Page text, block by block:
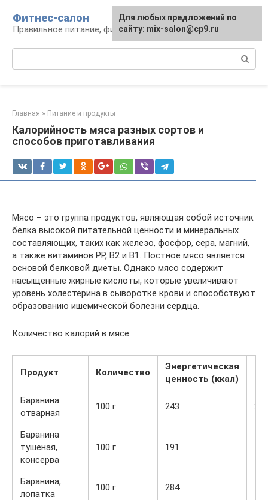
контенту
Фитнес-салон
Правильное питание, фитнес, образ жизни
Главная » Питание и продукты
Калорийность мяса разных сортов и
способов приготавливания
Мясо – это группа продуктов, являющая собой источник
белка высокой питательной ценности и минеральных
составляющих, таких как железо, фосфор, сера, магний,
а также витаминов PP, B2 и B1. Постное мясо является
основой белковой диеты. Однако мясо содержит
насыщенные жирные кислоты, которые увеличивают
уровень холестерина в сыворотке крови и способствуют
образованию ишемической болезни сердца.
Количество калорий в мясе
Продукт Количество
Энергетическая
ценность (ккал)
(г)
Баранина
отварная
100 г 243
Баранина
тушеная,
консерва
100 г 191
Баранина,
лопатка
100 г 284
Для любых предложений по
сайту: mix-salon@cp9.ru